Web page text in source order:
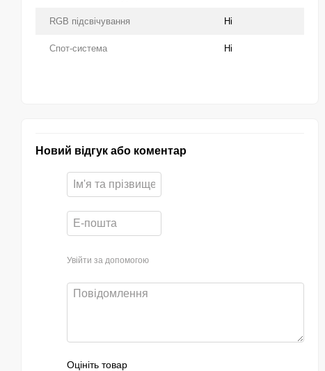
RGB підсвічування Ні
Спот-система Ні
Новий відгук або коментар
Увійти за допомогою
Оцініть товар